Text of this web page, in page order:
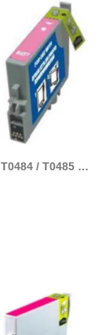
/ T0485 /